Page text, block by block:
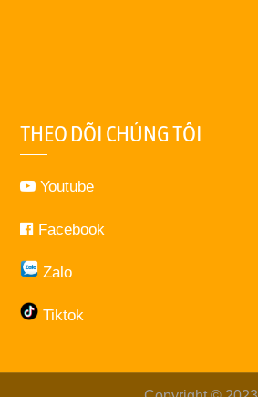
THEO DÕI CHÚNG TÔI
Youtube
Facebook
Zalo
Tiktok